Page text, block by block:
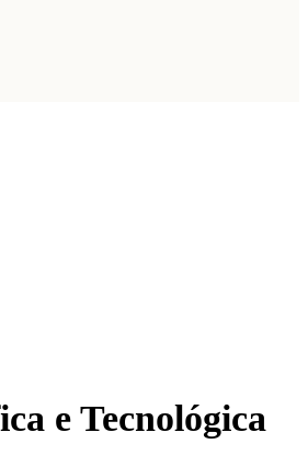
e Tecnológica